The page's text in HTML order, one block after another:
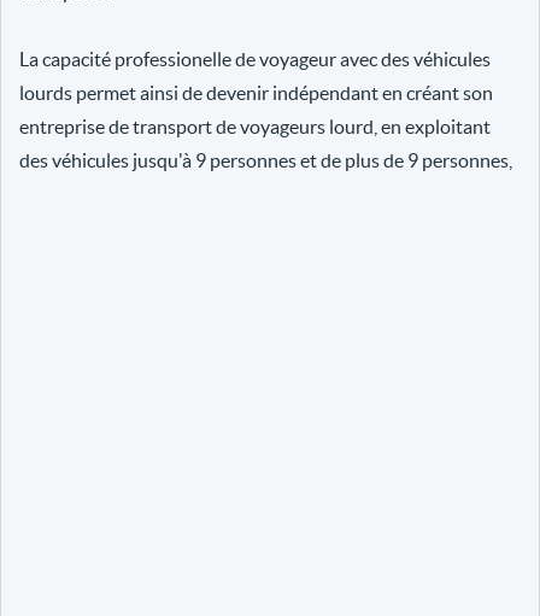
La capacité professionelle de voyageur avec des véhicules
lourds permet ainsi de devenir indépendant en créant son
entreprise de transport de voyageurs lourd, en exploitant
des véhicules jusqu'à 9 personnes et de plus de 9 personnes,